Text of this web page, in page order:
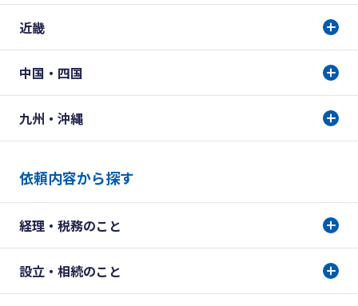
近畿
中国・四国
九州・沖縄
依頼内容から探す
経理・税務のこと
設立・相続のこと